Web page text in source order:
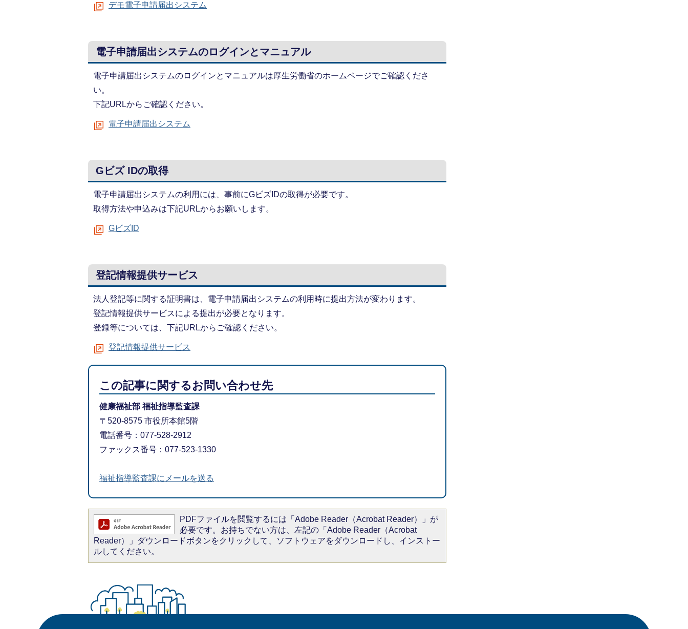
デモ電子申請届出システム
電子申請届出システムのログインとマニュアル
電子申請届出システムのログインとマニュアルは厚生労働省のホームページでご確認くださ
い。
下記URLからご確認ください。
電子申請届出システム
Gビズ IDの取得
電子申請届出システムの利用には、事前にGビズIDの取得が必要です。
取得方法や申込みは下記URLからお願いします。
GビズID
登記情報提供サービス
法人登記等に関する証明書は、電子申請届出システムの利用時に提出方法が変わります。
登記情報提供サービスによる提出が必要となります。
登録等については、下記URLからご確認ください。
登記情報提供サービス
この記事に関するお問い合わせ先
健康福祉部 福祉指導監査課
〒520-8575 市役所本館5階
電話番号：077-528-2912
ファックス番号：077-523-1330
福祉指導監査課にメールを送る
PDFファイルを閲覧するには「Adobe Reader（Acrobat Reader）」が
必要です。お持ちでない方は、左記の「Adobe Reader（Acrobat
Reader）」ダウンロードボタンをクリックして、ソフトウェアをダウンロードし、インストー
ルしてください。